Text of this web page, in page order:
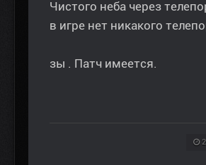
Чистого неба через
в игре нет никакого
зы . Патч имеется.